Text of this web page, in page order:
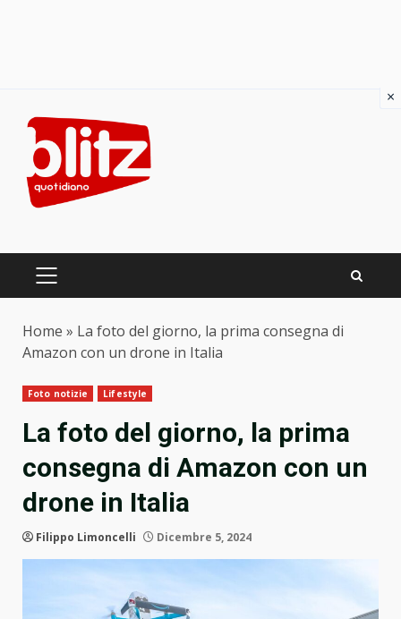
content
PRIMARY
Home » La foto del giorno, la prima consegna di
Amazon con un drone in Italia
Foto notizie Lifestyle
La foto del giorno, la prima
consegna di Amazon con un
drone in Italia
Filippo Limoncelli Dicembre 5, 2024
×